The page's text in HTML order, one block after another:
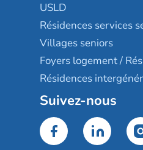
USLD
Résidences services
Villages seniors
Foyers logement /
Résidences
Suivez-nous